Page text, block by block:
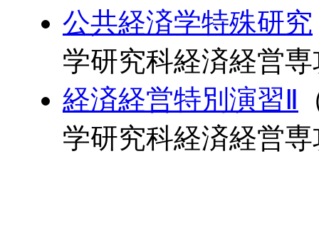
公共経済学特殊研究
学研究科経済経営
経済経営特別演習Ⅱ
学研究科経済経営